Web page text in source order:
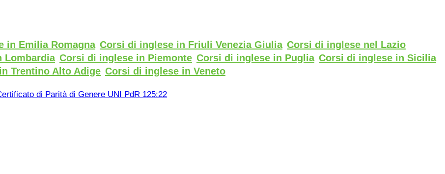
in Emilia Romagna Corsi di inglese in Friuli Venezia Giulia Corsi di inglese nel Lazio
Lombardia Corsi di inglese in Piemonte Corsi di inglese in Puglia Corsi di inglese in Sicilia
Trentino Alto Adige Corsi di inglese in Veneto
di Parità di Genere UNI PdR 125:22